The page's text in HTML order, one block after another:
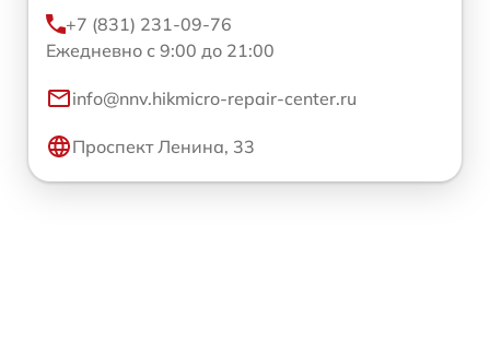
+7 (831) 231-09-76
Ежедневно с 9:00 до 21:00
info@nnv.hikmicro-repair-center.ru
Проспект Ленина, 33